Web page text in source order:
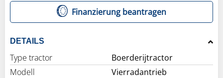
Finanzierung beantragen
DETAILS
Type tractor
Boerderijtractor
Modell
Vierradantrieb